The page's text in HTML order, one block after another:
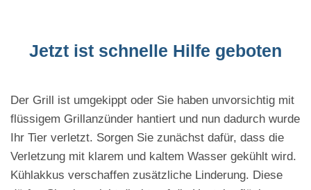
Jetzt ist schnelle Hilfe geboten
Der Grill ist umgekippt oder Sie haben unvorsichtig mit
flüssigem Grillanzünder hantiert und nun dadurch wurde
Ihr Tier verletzt. Sorgen Sie zunächst dafür, dass die
Verletzung mit klarem und kaltem Wasser gekühlt wird.
Kühlakkus verschaffen zusätzliche Linderung. Diese